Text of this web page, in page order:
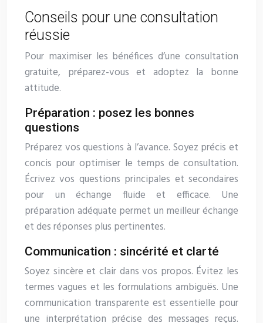
Conseils pour une consultation
réussie
Pour maximiser les bénéfices d’une consultation
gratuite, préparez-vous et adoptez la bonne
attitude.
Préparation : posez les bonnes
questions
Préparez vos questions à l’avance. Soyez précis et
concis pour optimiser le temps de consultation.
Écrivez vos questions principales et secondaires
pour un échange fluide et efficace. Une
préparation adéquate permet un meilleur échange
et des réponses plus pertinentes.
Communication : sincérité et clarté
Soyez sincère et clair dans vos propos. Évitez les
termes vagues et les formulations ambiguës. Une
communication transparente est essentielle pour
une interprétation précise des messages reçus.